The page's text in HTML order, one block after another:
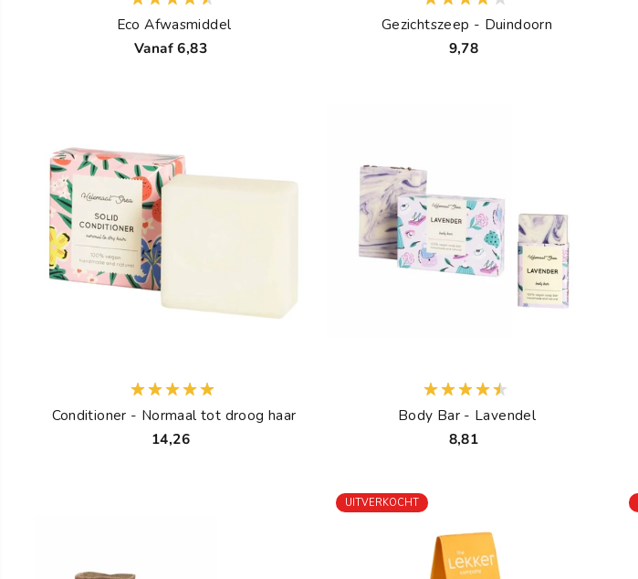
Eco Afwasmiddel
Vanaf 6,83
Gezichtszeep - Duindoorn
9,78
Conditioner - Normaal tot droog haar
14,26
Body Bar - Lavendel
8,81
UITVERKOCHT